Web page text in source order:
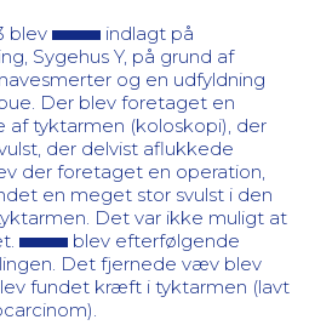
blev
indlagt på
Sygehus Y, på grund af
og en udfyldning
Der blev foretaget en
af tyktarmen (koloskopi), der
der delvist aflukkede
der foretaget en operation,
en meget stor svulst i den
Det var ikke muligt at
blev efterfølgende
Det fjernede væv blev
fundet kræft i tyktarmen (lavt